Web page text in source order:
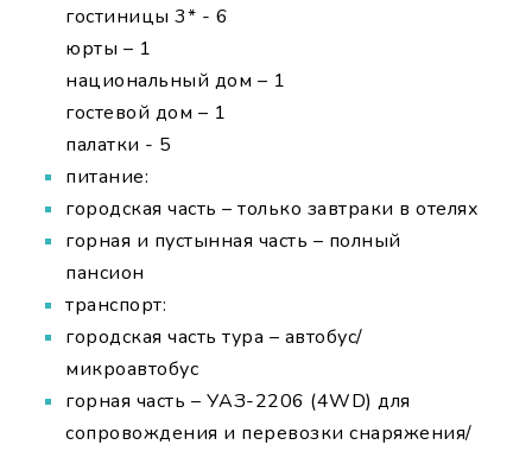
гостиницы 3* - 6
юрты – 1
национальный дом – 1
гостевой дом – 1
палатки - 5
питание:
городская часть – только завтраки в отелях
горная и пустынная часть – полный
пансион
транспорт:
городская часть тура – автобус/
микроавтобус
горная часть – УАЗ-2206 (4WD) для
сопровождения и перевозки снаряжения/